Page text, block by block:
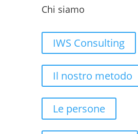
Chi siamo
IWS Consulting
Il nostro metodo
Le persone